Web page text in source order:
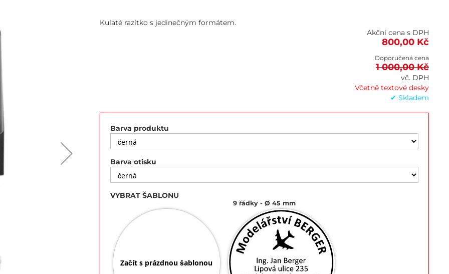
Akční cena s DPH
800,00 Kč
Doporučená cena
1 000,00 Kč
vč. DPH
Včetně textové desky
✔ Skladem
Kulaté razítko s jedinečným formátem.
Barva produktu
Barva otisku
VYBRAT ŠABLONU
9 řádky Ø 45 mm
Začít s prázdnou šablonou